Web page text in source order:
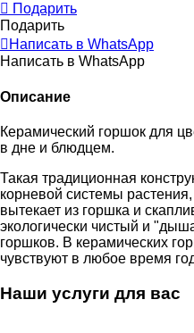
Подарить
Подарить
Написать в WhatsApp
Написать в WhatsApp
Описание
Керамический горшок для
в дне и блюдцем.
Такая традиционная
корневой системы
вытекает из горшка и
экологически чистый и
горшков. В керамических
чувствуют в любое время
Наши услуги для вас